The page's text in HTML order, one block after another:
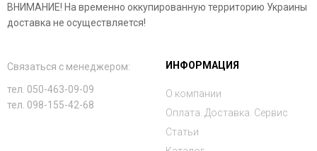
ВНИМАНИЕ! На временно оккупированную территорию Украины
доставка не осуществляется!
Связаться с менеджером:
тел. 050-463-09-09
тел. 098-155-42-68
ИНФОРМАЦИЯ
О компании
Оплата. Доставка. Сервис
Статьи